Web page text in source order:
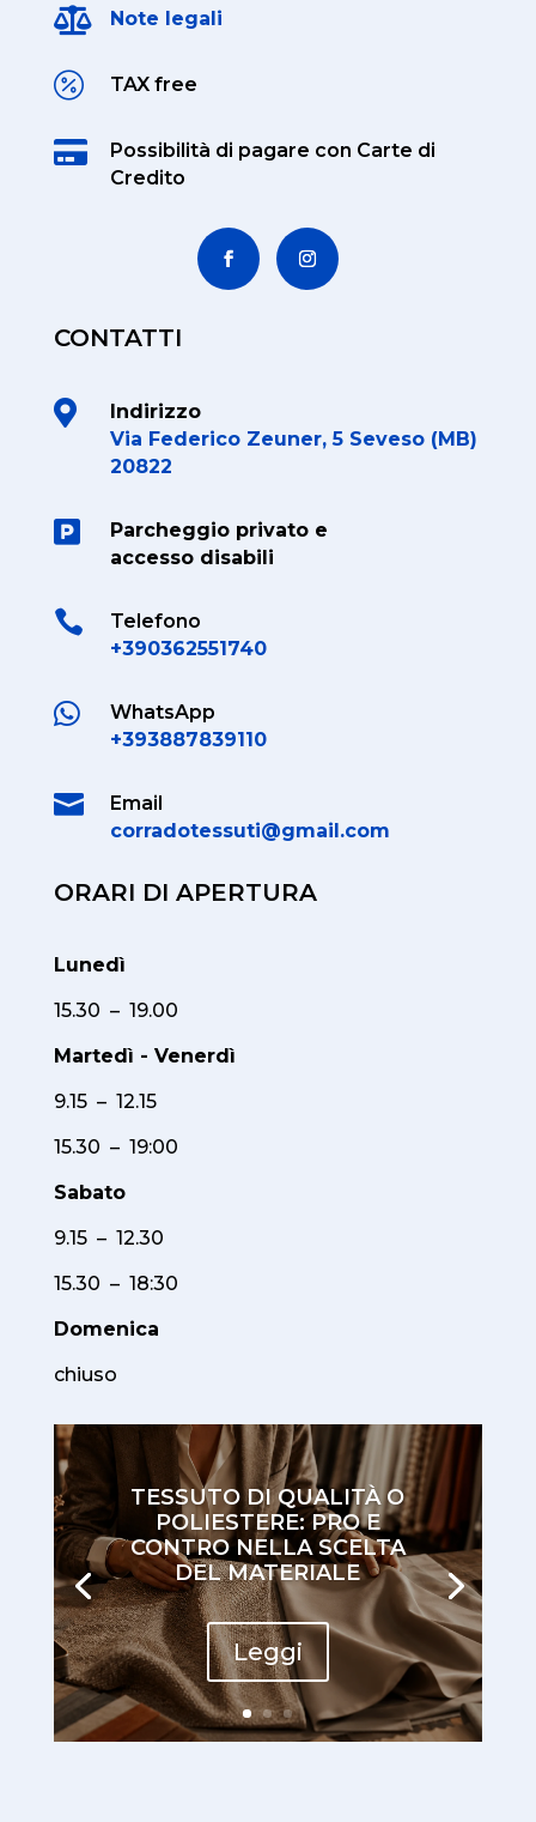
 Note legali
 TAX free
 Possibilità di pagare con Carte di
Credito
CONTATTI

Indirizzo
Via Federico Zeuner, 5 Seveso (MB)
20822

Parcheggio privato e
accesso disabili

Telefono
+390362551740

WhatsApp
+393887839110

Email
corradotessuti@gmail.com
ORARI DI APERTURA
Lunedì
15.30 – 19.00
Martedì - Venerdì
9.15 – 12.15
15.30 – 19:00
Sabato
9.15 – 12.30
15.30 – 18:30
Domenica
chiuso
TESSUTO DI QUALITÀ O
POLIESTERE: PRO E
CONTRO NELLA SCELTA
DEL MATERIALE
Leggi